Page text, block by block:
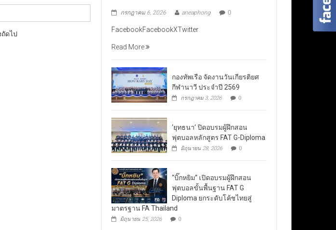
ดไป
กรกฎาคม 6, 2026 aneaphong 0
FacebookFacebookXTwitter
Read More
กองทัพเรือ จัดงานวันเกียรติยศ
กีฬานาวี ประจำปี 2569
กรกฎาคม 3, 2026 0
‘ยุทธนา’ ปิดอบรมผู้ฝึกสอน
ฟุตบอลหลักสูตร FAT G-Diploma
มิถุนายน 28, 2026 0
“บิ๊กหยิม” เปิดอบรมผู้ฝึกสอน
ฟุตบอลขั้นพื้นฐาน FAT G
Diploma ยกระดับโค้ชไทยสู่
มาตรฐาน FA Thailand
มิถุนายน 25, 2026 0